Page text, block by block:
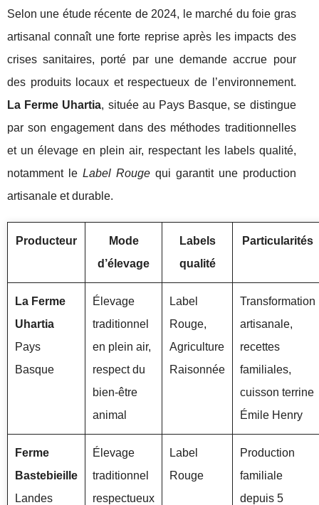
Selon une étude récente de 2024, le marché du foie gras
artisanal connaît une forte reprise après les impacts des
crises sanitaires, porté par une demande accrue pour
des produits locaux et respectueux de l’environnement.
La Ferme Uhartia, située au Pays Basque, se distingue
par son engagement dans des méthodes traditionnelles
et un élevage en plein air, respectant les labels qualité,
notamment le Label Rougequi garantit une production
artisanale et durable.
Producteur
Mode
d’élevage
Labels
qualité
Particularités
La Ferme
Uhartia
Pays
Basque
Élevage
traditionnel
en plein air,
respect du
bien-être
animal
Label
Rouge,
Agriculture
Raisonnée
Transformation
artisanale,
recettes
familiales,
cuisson terrine
Émile Henry
Ferme
Bastebieille
Landes
Élevage
traditionnel
respectueux
Label
Rouge
Production
familiale
depuis 5